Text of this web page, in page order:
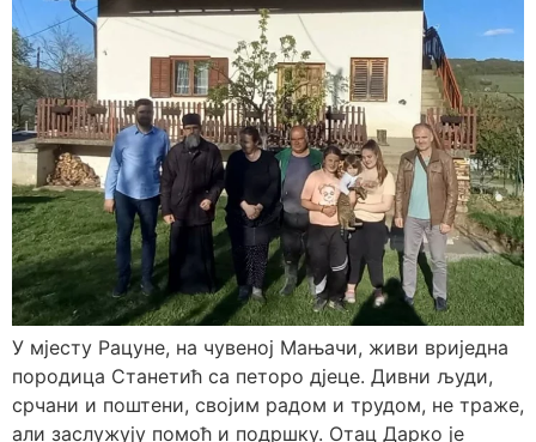
У мјесту Рацуне, на чувеној Мањачи, живи вриједна
породица Станетић са петоро дјеце. Дивни људи,
срчани и поштени, својим радом и трудом, не траже,
али заслужују помоћ и подршку. Отац Дарко је